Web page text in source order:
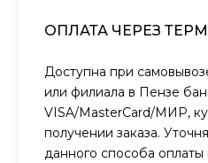
ОПЛАТА ЧЕРЕЗ
Доступна при
или филиала в Пензе
VISA/MasterCard/МИР,
получении заказа.
данного способа